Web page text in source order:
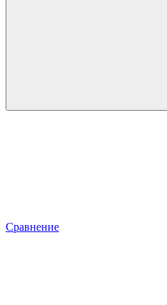
Сравнение